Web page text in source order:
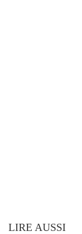
LIRE AUSSI